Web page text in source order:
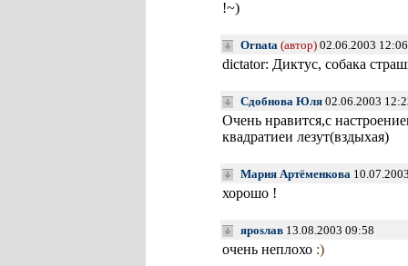
!~)
Ornata (автор) 02.06.2003 12:06
dictator: Диктус, собака
Сдобнова Юля 02.06.2003
Очень нравится,с
квадратиеи лезут(вздыхая)
Мария Артёменкова
хорошо !
яроsлав 13.08.2003 09:58
очень неплохо :)